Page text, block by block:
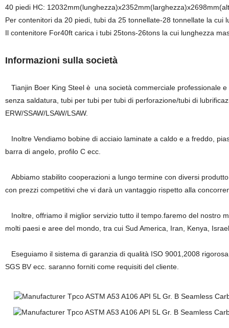
40 piedi HC:
Per contenitori da 20 piedi, tubi da 25 tonnellate-28 tonnellate la
Il contenitore For40ft carica i tubi 25tons-26tons la cui lunghezza
Informazioni sulla società
Tianjin Boer King Steel è una società commerciale professionale
senza saldatura, tubi per tubi per tubi di perforazione/tubi di
ERW/SSAW/LSAW/LSAW.
Inoltre Vendiamo bobine di acciaio laminate a caldo e a freddo,
barra di angelo, profilo C ecc.
Abbiamo stabilito cooperazioni a lungo termine con diversi
con prezzi competitivi che vi darà un vantaggio rispetto alla
Inoltre, offriamo il miglior servizio tutto il tempo.faremo del nostro
molti paesi e aree del mondo, tra cui Sud America, Iran, Kenya,
Eseguiamo il sistema di garanzia di qualità ISO 9001,2008
SGS BV ecc. saranno forniti come requisiti del cliente.